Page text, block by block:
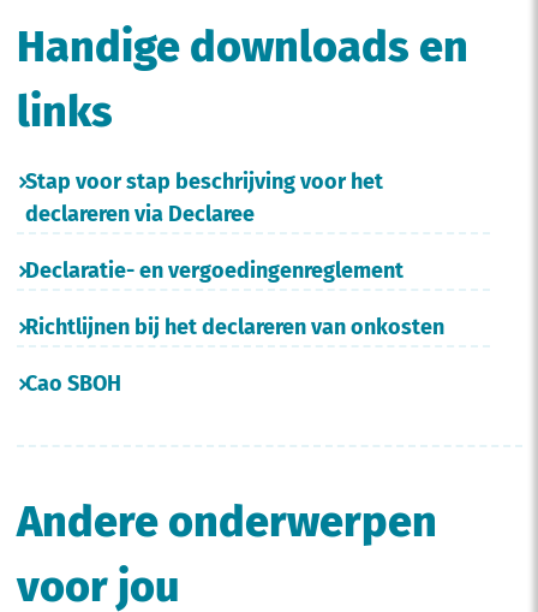
Handige downloads en
links
Stap voor stap beschrijving voor het
declareren via Declaree
Declaratie- en vergoedingenreglement
Richtlijnen bij het declareren van onkosten
Cao SBOH
Andere onderwerpen
voor jou